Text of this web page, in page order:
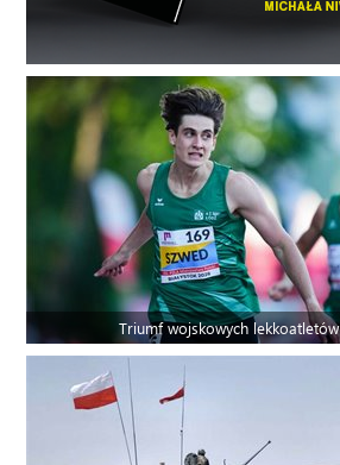
Triumf wojskowych lekkoatletów